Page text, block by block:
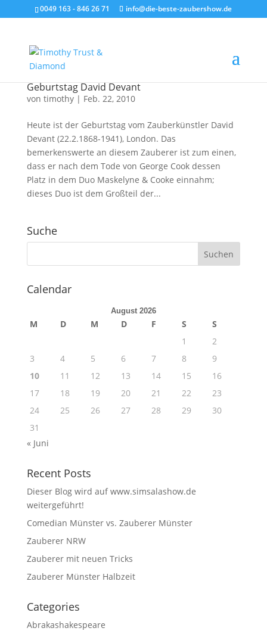
0049 163 - 846 26 71 info@die-beste-zaubershow.de
Geburtstag David Devant
von timothy| Feb. 22, 2010
Heute ist der Geburtstag vom Zauberkünstler David
Devant (22.2.1868-1941), London. Das
bemerkenswerte an diesem Zauberer ist zum einen,
dass er nach dem Tode von George Cook dessen
Platz in dem Duo Maskelyne & Cooke einnahm;
dieses Duo ist dem Großteil der...
Suche
Calendar
August 2026
M D M D F S
S
1
2
3
4 5 6 7 8
9
10
11 12 13 14 15
16
17
18 19 20 21 22
23
24
25 26 27 28 29
30
31
« Juni
Recent Posts
Dieser Blog wird auf www.simsalashow.de
weitergeführt!
Comedian Münster vs. Zauberer Münster
Zauberer NRW
Zauberer mit neuen Tricks
Zauberer Münster Halbzeit
Categories
Abrakashakespeare